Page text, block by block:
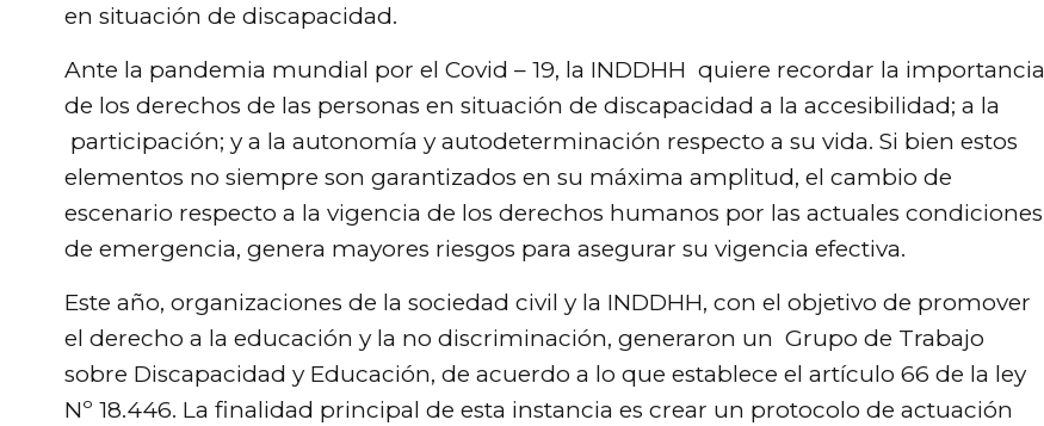
en situación de discapacidad.
Ante la pandemia mundial por el Covid – 19, la INDDHH quiere recordar la importancia
de los derechos de las personas en situación de discapacidad a la accesibilidad; a la
participación; y a la autonomía y autodeterminación respecto a su vida. Si bien estos
elementos no siempre son garantizados en su máxima amplitud, el cambio de
escenario respecto a la vigencia de los derechos humanos por las actuales condiciones
de emergencia, genera mayores riesgos para asegurar su vigencia efectiva.
Este año, organizaciones de la sociedad civil y la INDDHH, con el objetivo de promover
el derecho a la educación y la no discriminación, generaron un Grupo de Trabajo
sobre Discapacidad y Educación, de acuerdo a lo que establece el artículo 66 de la ley
Nº 18.446. La finalidad principal de esta instancia es crear un protocolo de actuación